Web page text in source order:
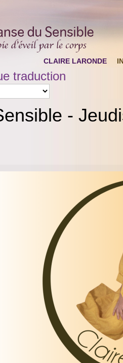
CLAIRE LARONDE
traduction
-